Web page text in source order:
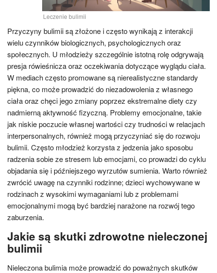
Leczenie bulimii
Przyczyny bulimii są złożone i często wynikają z interakcji
wielu czynników biologicznych, psychologicznych oraz
społecznych. U młodzieży szczególnie istotną rolę odgrywają
presja rówieśnicza oraz oczekiwania dotyczące wyglądu ciała.
W mediach często promowane są nierealistyczne standardy
piękna, co może prowadzić do niezadowolenia z własnego
ciała oraz chęci jego zmiany poprzez ekstremalne diety czy
nadmierną aktywność fizyczną. Problemy emocjonalne, takie
jak niskie poczucie własnej wartości czy trudności w relacjach
interpersonalnych, również mogą przyczyniać się do rozwoju
bulimii. Często młodzież korzysta z jedzenia jako sposobu
radzenia sobie ze stresem lub emocjami, co prowadzi do cyklu
objadania się i późniejszego wyrzutów sumienia. Warto również
zwrócić uwagę na czynniki rodzinne; dzieci wychowywane w
rodzinach z wysokimi wymaganiami lub z problemami
emocjonalnymi mogą być bardziej narażone na rozwój tego
zaburzenia.
Jakie są skutki zdrowotne nieleczonej
bulimii
Nieleczona bulimia może prowadzić do poważnych skutków